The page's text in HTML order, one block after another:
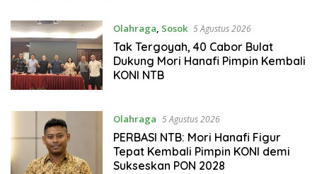
Olahraga, Sosok 5 Agustus 2026
Tak Tergoyah, 40 Cabor Bulat
Dukung Mori Hanafi Pimpin Kembali
KONI NTB
Olahraga 5 Agustus 2026
PERBASI NTB: Mori Hanafi Figur
Tepat Kembali Pimpin KONI demi
Sukseskan PON 2028